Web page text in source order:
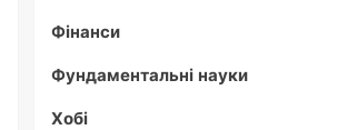
Фінанси
Фундаментальні науки
Хобі